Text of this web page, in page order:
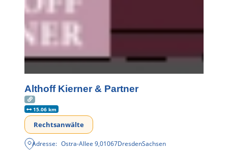
Althoff Kierner & Partner
15.06 km
Rechtsanwälte
Adresse: Ostra-Allee 9,01067DresdenSachsen